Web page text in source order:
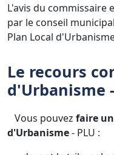
L'avis du commissaire
par le conseil
Plan Local
Le recours
d'Urbanisme
Vous pouvez faire
d'Urbanisme- PLU :